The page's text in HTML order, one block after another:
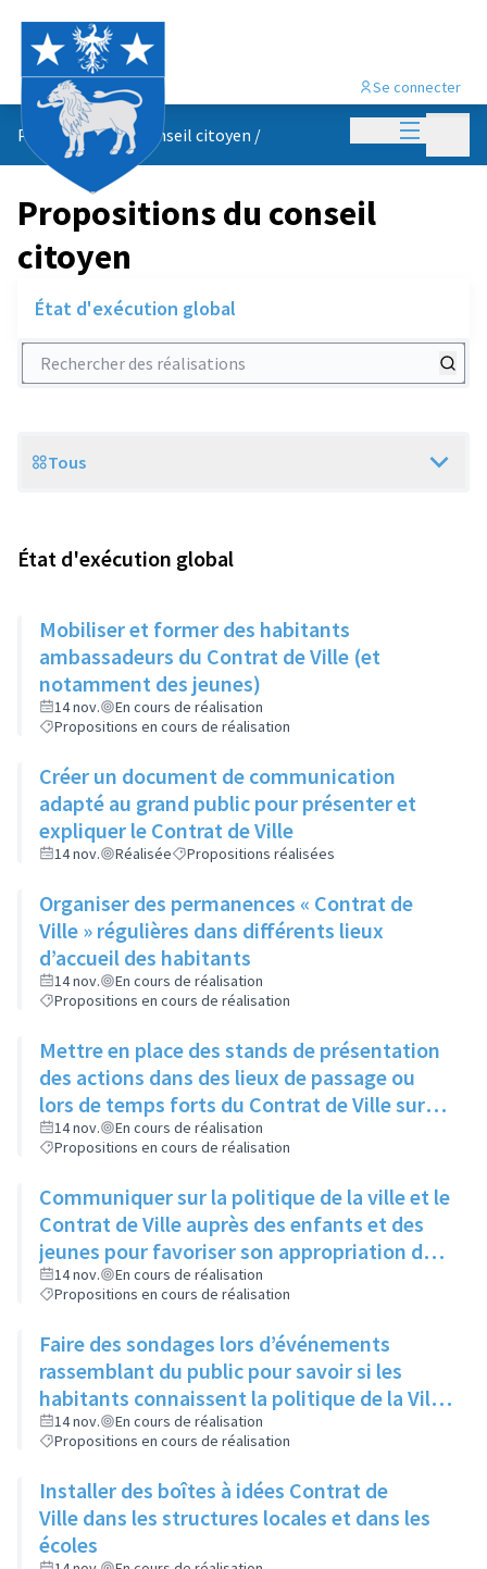
Menu
Se connecter
Propositions du conseil citoyen /
Propositions du conseil
citoyen
État d'exécution global
Rechercher des réalisations
Scope
Tous
État d'exécution global
Mobiliser et former des habitants
ambassadeurs du Contrat de Ville (et
notamment des jeunes)
14 nov.
En cours de réalisation
Propositions en cours de réalisation
Créer un document de communication
adapté au grand public pour présenter et
expliquer le Contrat de Ville
14 nov. Réalisée Propositions réalisées
Organiser des permanences « Contrat de
Ville » régulières dans différents lieux
d’accueil des habitants
14 nov.
En cours de réalisation
Propositions en cours de réalisation
Mettre en place des stands de présentation
des actions dans des lieux de passage ou
lors de temps forts du Contrat de Ville sur
l’espace public
14 nov.
En cours de réalisation
Propositions en cours de réalisation
Communiquer sur la politique de la ville et le
Contrat de Ville auprès des enfants et des
jeunes pour favoriser son appropriation dès
le plus jeune âge
14 nov.
En cours de réalisation
Propositions en cours de réalisation
Faire des sondages lors d’événements
rassemblant du public pour savoir si les
habitants connaissent la politique de la Ville
/ le contrat de ville
14 nov.
En cours de réalisation
Propositions en cours de réalisation
Installer des boîtes à idées Contrat de
Ville dans les structures locales et dans les
écoles